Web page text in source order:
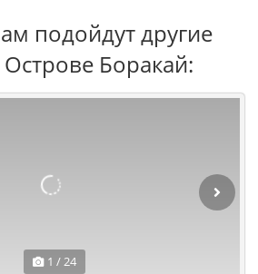
подойдут другие
Боракай:
1 / 24